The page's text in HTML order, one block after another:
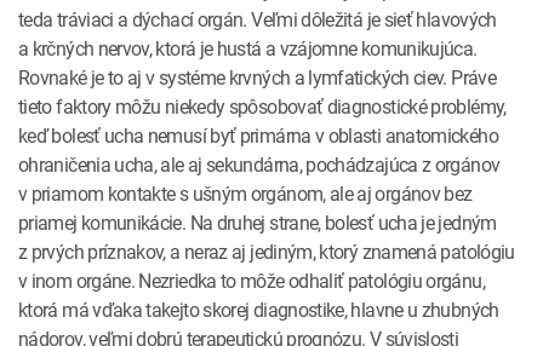
teda tráviaci a dýchací orgán. Veľmi dôležitá je sieť hlavových
a krčných nervov, ktorá je hustá a vzájomne komunikujúca.
Rovnaké je to aj v systéme krvných a lymfatických ciev. Práve
tieto faktory môžu niekedy spôsobovať diagnostické problémy,
keď bolesť ucha nemusí byť primárna v oblasti anatomického
ohraničenia ucha, ale aj sekundárna, pochádzajúca z orgánov
v priamom kontakte s ušným orgánom, ale aj orgánov bez
priamej komunikácie. Na druhej strane, bolesť ucha je jedným
z prvých príznakov, a neraz aj jediným, ktorý znamená patológiu
v inom orgáne. Nezriedka to môže odhaliť patológiu orgánu,
ktorá má vďaka takejto skorej diagnostike, hlavne u zhubných
nádorov, veľmi dobrú terapeutickú prognózu. V súvislosti